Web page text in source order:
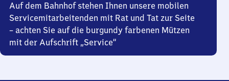
Auf dem Bahnhof stehen Ihnen unsere mobilen
Servicemitarbeitenden mit Rat und Tat zur Seite
– achten Sie auf die burgundy farbenen Mützen
mit der Aufschrift „Service“